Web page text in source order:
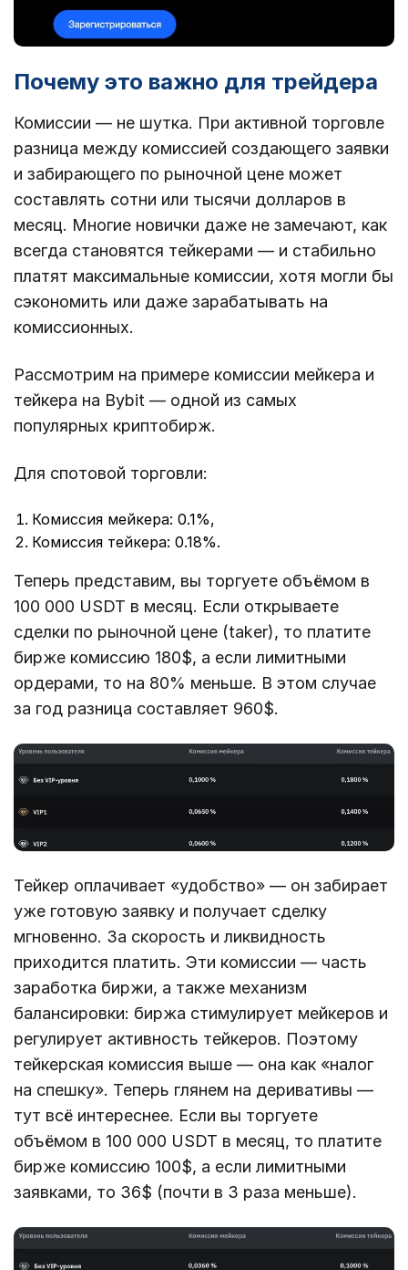
Почему это важно для трейдера
Комиссии — не шутка. При активной торговле
разница между комиссией создающего заявки
и забирающего по рыночной цене может
составлять сотни или тысячи долларов в
месяц. Многие новички даже не замечают, как
всегда становятся тейкерами — и стабильно
платят максимальные комиссии, хотя могли бы
сэкономить или даже зарабатывать на
комиссионных.
Рассмотрим на примере комиссии мейкера и
тейкера на Bybit — одной из самых
популярных криптобирж.
Для спотовой торговли:
Комиссия мейкера: 0.1%,
Комиссия тейкера: 0.18%.
Теперь представим, вы торгуете объёмом в
100 000 USDT в месяц. Если открываете
сделки по рыночной цене (taker), то платите
бирже комиссию 180$, а если лимитными
ордерами, то на 80% меньше. В этом случае
за год разница составляет 960$.
Тейкер оплачивает «удобство» — он забирает
уже готовую заявку и получает сделку
мгновенно. За скорость и ликвидность
приходится платить. Эти комиссии — часть
заработка биржи, а также механизм
балансировки: биржа стимулирует мейкеров и
регулирует активность тейкеров. Поэтому
тейкерская комиссия выше — она как «налог
на спешку». Теперь глянем на деривативы —
тут всё интереснее. Если вы торгуете
объёмом в 100 000 USDT в месяц, то платите
бирже комиссию 100$, а если лимитными
заявками, то 36$ (почти в 3 раза меньше).